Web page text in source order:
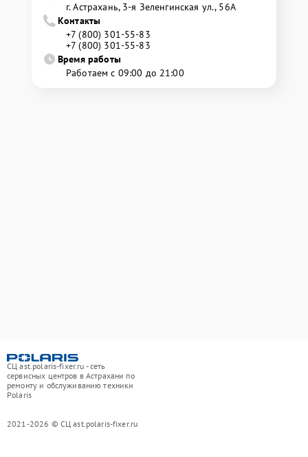
г. Астрахань, 3-я Зеленгинская ул., 56А
Контакты
+7 (800) 301-55-83
+7 (800) 301-55-83
Время работы
Работаем с 09:00 до 21:00
СЦ ast.polaris-fixer.ru - сеть
сервисных центров в Астрахани по
ремонту и обслуживанию техники
Polaris
2021-2026 © СЦ ast.polaris-fixer.ru